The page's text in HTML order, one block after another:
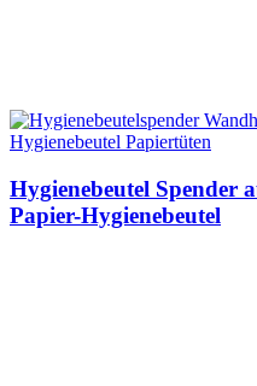
Hygienebeutel Spender
Papier-Hygienebeutel